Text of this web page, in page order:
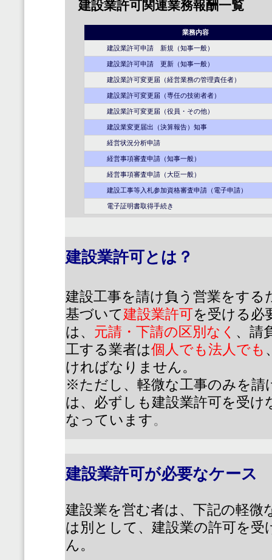
建設業許可関連業務報酬一覧
業務内容
建設業許可申請 新規（知事一般）
建設業許可申請 更新（知事一般）
建設業許可変更届（経営業務の管理責任者）
建設業許可変更届（専任の技術者者）
建設業許可変更届（役員・その他）
建設業変更届出（決算報告）知事
経営状況分析申請
経営事項審査申請（知事一般）
経営事項審査申請（大臣一般）
建設工事等入札参加資格審査申請（電子申請）
電子証明書取得手続き
建設業許可とは？
建設工事を請け負う営業をする
基づいて建設業許可を受ける必
は、 元請・下請の区別なく 、請
工する業者は個人でも法人でも
ければなりません。
※ただし、軽微な工事のみを請
は、必ずしも建設業許可を受
なっています。
建設業許可が必要なケース
建設業を営む者は、下記の軽微
は別として、建設業の許可を
ん。